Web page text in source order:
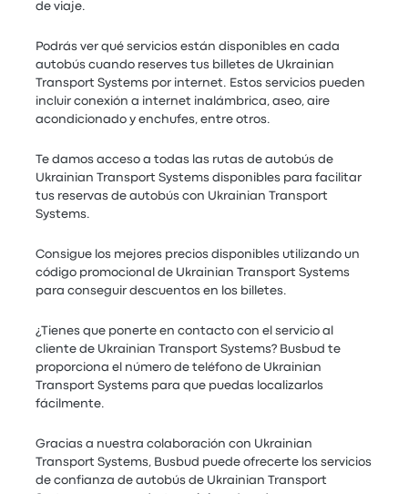
de viaje.
Podrás ver qué servicios están disponibles en cada
autobús cuando reserves tus billetes de Ukrainian
Transport Systems por internet. Estos servicios pueden
incluir conexión a internet inalámbrica, aseo, aire
acondicionado y enchufes, entre otros.
Te damos acceso a todas las rutas de autobús de
Ukrainian Transport Systems disponibles para facilitar
tus reservas de autobús con Ukrainian Transport
Systems.
Consigue los mejores precios disponibles utilizando un
código promocional de Ukrainian Transport Systems
para conseguir descuentos en los billetes.
¿Tienes que ponerte en contacto con el servicio al
cliente de Ukrainian Transport Systems? Busbud te
proporciona el número de teléfono de Ukrainian
Transport Systems para que puedas localizarlos
fácilmente.
Gracias a nuestra colaboración con Ukrainian
Transport Systems, Busbud puede ofrecerte los servicios
de confianza de autobús de Ukrainian Transport